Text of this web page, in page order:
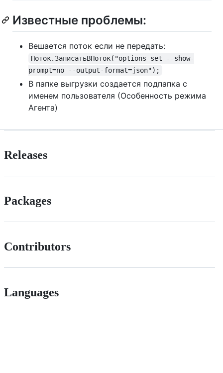
Известные проблемы:
Вешается поток если не передать:
Поток.ЗаписатьВПоток("options set --show-
prompt=no --output-format=json");
В папке выгрузки создается подпапка с
именем пользователя (Особенность режима
Агента)
Releases
Packages
Contributors
Languages